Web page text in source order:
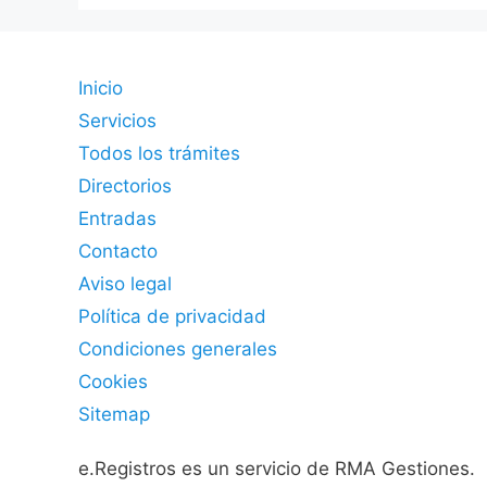
Inicio
Servicios
Todos los trámites
Directorios
Entradas
Contacto
Aviso legal
Política de privacidad
Condiciones generales
Cookies
Sitemap
e.Registros es un servicio de RMA Gestiones.